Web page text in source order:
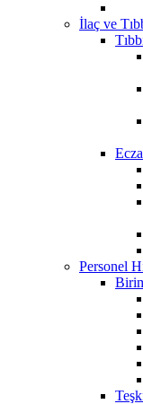
İlaç ve
Personel